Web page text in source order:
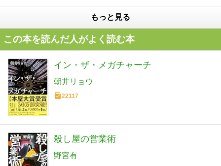
もっと見る
この本を読んだ人がよく読む本
イン・ザ・メガチャーチ
朝井リョウ
22117
殺し屋の営業術
野宮有